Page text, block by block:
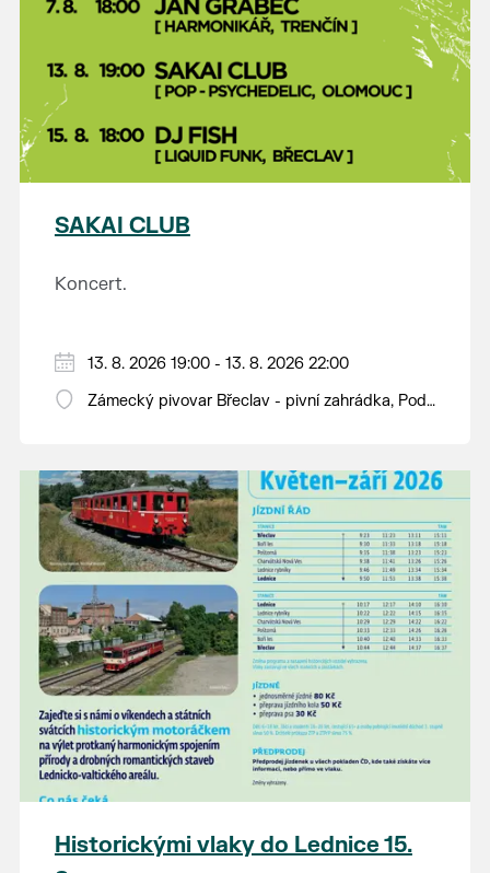
SAKAI CLUB
Koncert.
13. 8. 2026 19:00 - 13. 8. 2026 22:00
Zámecký pivovar Břeclav - pivní zahrádka, Pod
Historickými vlaky do Lednice 15.